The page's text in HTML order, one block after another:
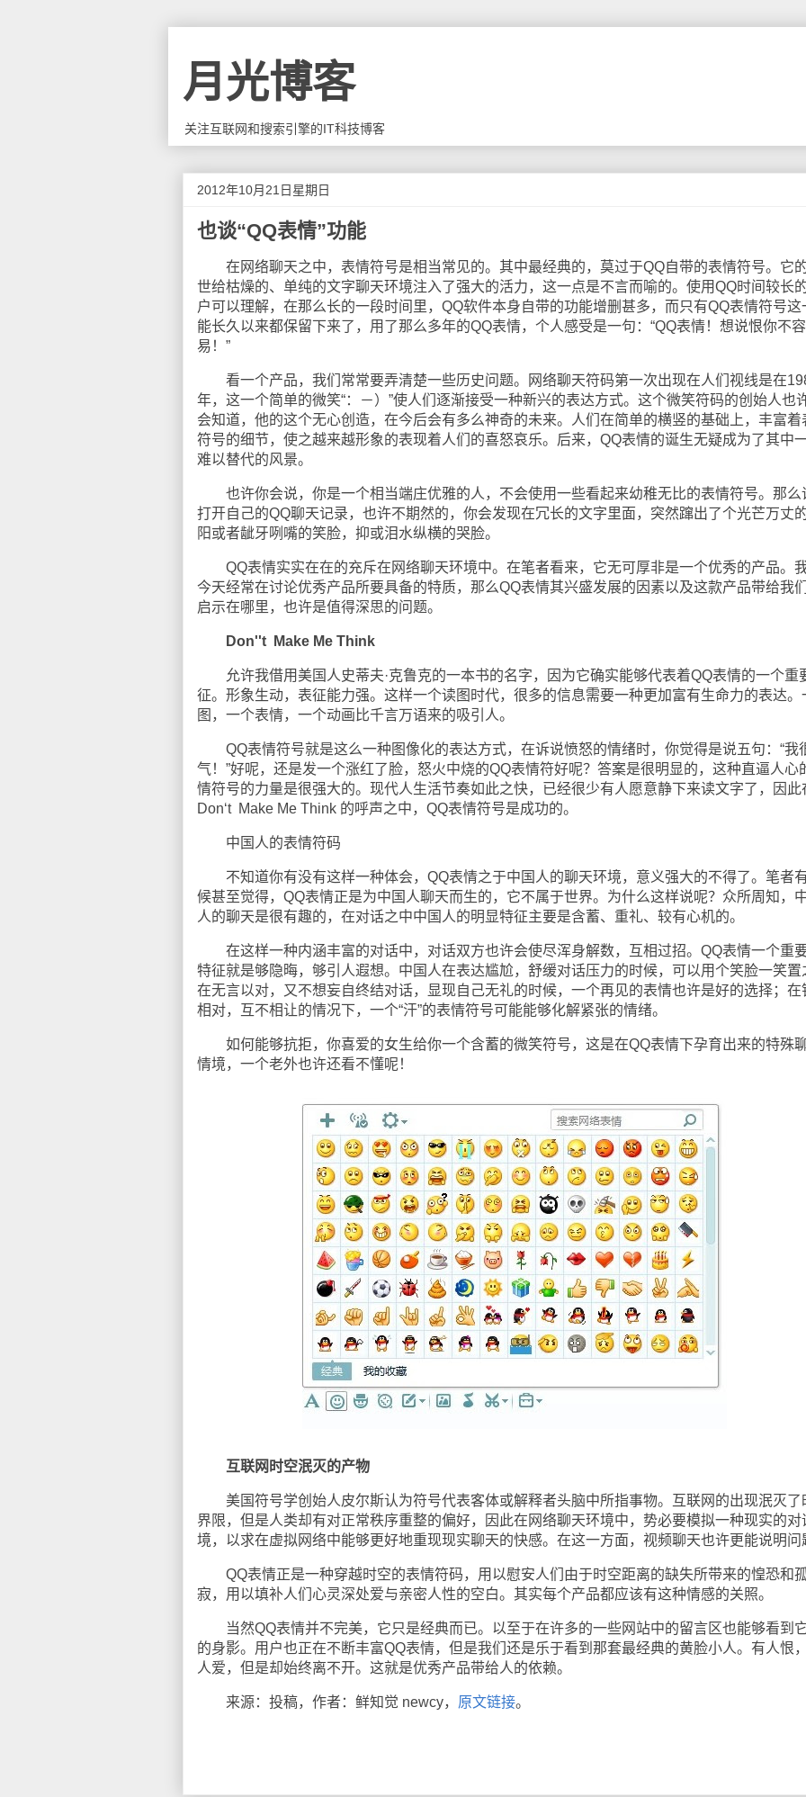
月光博客
关注互联网和搜索引擎的IT科技博客
2012年10月21日星期日
也谈“QQ表情”功能
在网络聊天之中，表情符号是相当常见的。其中最经典的，莫过于QQ自带的表情符号。它
世给枯燥的、单纯的文字聊天环境注入了强大的活力，这一点是不言而喻的。使用QQ时间较长
户可以理解，在那么长的一段时间里，QQ软件本身自带的功能增删甚多，而只有QQ表情符号这
能长久以来都保留下来了，用了那么多年的QQ表情，个人感受是一句：“QQ表情！想说恨你不容
易！”
看一个产品，我们常常要弄清楚一些历史问题。网络聊天符码第一次出现在人们视线是在
年，这一个简单的微笑“：－）”使人们逐渐接受一种新兴的表达方式。这个微笑符码的创始人也
会知道，他的这个无心创造，在今后会有多么神奇的未来。人们在简单的横竖的基础上，丰富着
符号的细节，使之越来越形象的表现着人们的喜怒哀乐。后来，QQ表情的诞生无疑成为了其中
难以替代的风景。
也许你会说，你是一个相当端庄优雅的人，不会使用一些看起来幼稚无比的表情符号。那么
打开自己的QQ聊天记录，也许不期然的，你会发现在冗长的文字里面，突然蹿出了个光芒万丈
阳或者龇牙咧嘴的笑脸，抑或泪水纵横的哭脸。
QQ表情实实在在的充斥在网络聊天环境中。在笔者看来，它无可厚非是一个优秀的产品。我
今天经常在讨论优秀产品所要具备的特质，那么QQ表情其兴盛发展的因素以及这款产品带给我
启示在哪里，也许是值得深思的问题。
Don''t Make Me Think
允许我借用美国人史蒂夫·克鲁克的一本书的名字，因为它确实能够代表着QQ表情的一个重
征。形象生动，表征能力强。这样一个读图时代，很多的信息需要一种更加富有生命力的表达。
图，一个表情，一个动画比千言万语来的吸引人。
QQ表情符号就是这么一种图像化的表达方式，在诉说愤怒的情绪时，你觉得是说五句：“我
气！”好呢，还是发一个涨红了脸，怒火中烧的QQ表情符好呢？答案是很明显的，这种直逼人心
情符号的力量是很强大的。现代人生活节奏如此之快，已经很少有人愿意静下来读文字了，因此
Don‘t Make Me Think 的呼声之中，QQ表情符号是成功的。
中国人的表情符码
不知道你有没有这样一种体会，QQ表情之于中国人的聊天环境，意义强大的不得了。笔者
候甚至觉得，QQ表情正是为中国人聊天而生的，它不属于世界。为什么这样说呢？众所周知，
人的聊天是很有趣的，在对话之中中国人的明显特征主要是含蓄、重礼、较有心机的。
在这样一种内涵丰富的对话中，对话双方也许会使尽浑身解数，互相过招。QQ表情一个重
特征就是够隐晦，够引人遐想。中国人在表达尴尬，舒缓对话压力的时候，可以用个笑脸一笑置
在无言以对，又不想妄自终结对话，显现自己无礼的时候，一个再见的表情也许是好的选择；在
相对，互不相让的情况下，一个“汗”的表情符号可能能够化解紧张的情绪。
如何能够抗拒，你喜爱的女生给你一个含蓄的微笑符号，这是在QQ表情下孕育出来的特殊
情境，一个老外也许还看不懂呢！
互联网时空泯灭的产物
美国符号学创始人皮尔斯认为符号代表客体或解释者头脑中所指事物。互联网的出现泯灭了
界限，但是人类却有对正常秩序重整的偏好，因此在网络聊天环境中，势必要模拟一种现实的对
境，以求在虚拟网络中能够更好地重现现实聊天的快感。在这一方面，视频聊天也许更能说明问
QQ表情正是一种穿越时空的表情符码，用以慰安人们由于时空距离的缺失所带来的惶恐和
寂，用以填补人们心灵深处爱与亲密人性的空白。其实每个产品都应该有这种情感的关照。
当然QQ表情并不完美，它只是经典而已。以至于在许多的一些网站中的留言区也能够看到它
的身影。用户也正在不断丰富QQ表情，但是我们还是乐于看到那套最经典的黄脸小人。有人恨
人爱，但是却始终离不开。这就是优秀产品带给人的依赖。
来源：投稿，作者：鲜知觉 newcy， 原文链接。